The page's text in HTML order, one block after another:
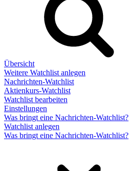
Übersicht
Weitere Watchlist anlegen
Nachrichten-Watchlist
Aktienkurs-Watchlist
Watchlist bearbeiten
Einstellungen
Was bringt eine Nachrichten-Watchlist?
Watchlist anlegen
Was bringt eine Nachrichten-Watchlist?